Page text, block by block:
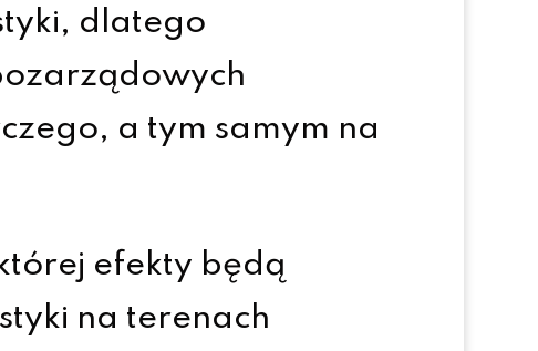
dlatego
a tym samym na
efekty będą
na terenach